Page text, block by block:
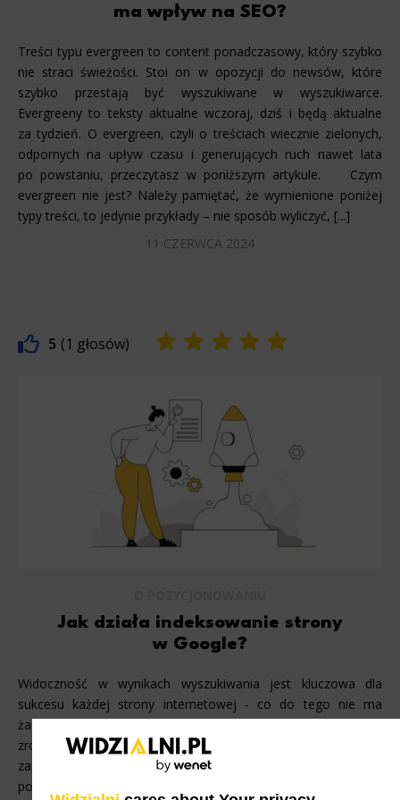
ma wpływ na SEO?
Treści typu evergreen to content ponadczasowy, który szybko
nie straci świeżości. Stoi on w opozycji do newsów, które
szybko przestają być wyszukiwane w wyszukiwarce.
Evergreeny to teksty aktualne wczoraj, dziś i będą aktualne
za tydzień. O evergreen, czyli o treściach wiecznie zielonych,
odpornych na upływ czasu i generujących ruch nawet lata
po powstaniu, przeczytasz w poniższym artykule. Czym
evergreen nie jest? Należy pamiętać, że wymienione poniżej
typy treści, to jedynie przykłady – nie sposób wyliczyć, [...]
11 CZERWCA 2024
5 1
Jak działa indeksowanie strony
w Google?
Widoczność w wynikach wyszukiwania jest kluczowa dla
sukcesu każdej strony internetowej - co do tego nie ma
żadnych wątpliwości. Bez odpowiedniej optymalizacji i
zrozumienia, jak działa indeksowanie, nawet najlepiej
zaprojektowana strona może pozostać niewidoczna dla
potencjalnych odwiedzających. Indeksowanie stron jest